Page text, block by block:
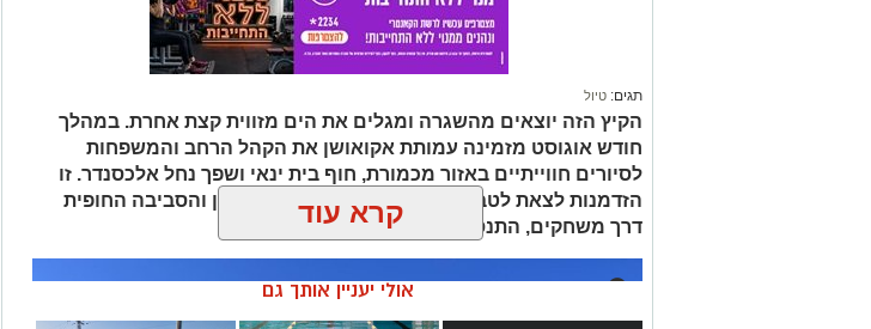
תגים: טיול
הקיץ הזה יוצאים מהשגרה ומגלים את הים מזווית קצת אחרת. במהלך
חודש אוגוסט מזמינה עמותת אקואושן את הקהל הרחב והמשפחות
לסיורים חווייתיים באזור מכמורת, חוף בית ינאי ושפך נחל אלכסנדר. זו
הזדמנות לצאת לטבע ולהכיר מקרוב את הים התיכון והסביבה החופית
דרך משחקים, התנסות ופעילות מהנה ומגבשת.
קרא עוד
אולי יעניין אותך גם